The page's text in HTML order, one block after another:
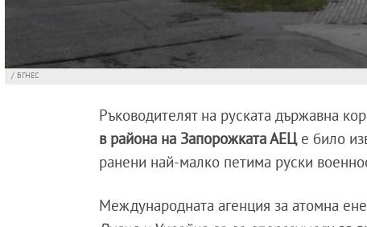
/ БГНЕС
Ръководителят на руската държавна
в района на Запорожката АЕЦе било
ранени най-малко петима руски
Международната агенция за атомна